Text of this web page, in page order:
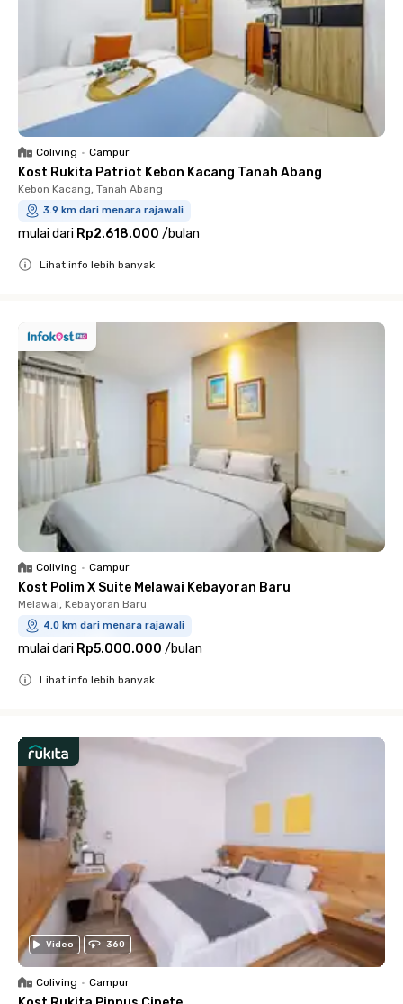
Coliving • Campur
Kost Rukita Patriot Kebon Kacang Tanah Abang
Kebon Kacang, Tanah Abang
3.9 km dari menara rajawali
mulai dari Rp2.618.000 /bulan
Lihat info lebih banyak
Coliving • Campur
Kost Polim X Suite Melawai Kebayoran Baru
Melawai, Kebayoran Baru
4.0 km dari menara rajawali
mulai dari Rp5.000.000 /bulan
Lihat info lebih banyak
Video 360
Coliving • Campur